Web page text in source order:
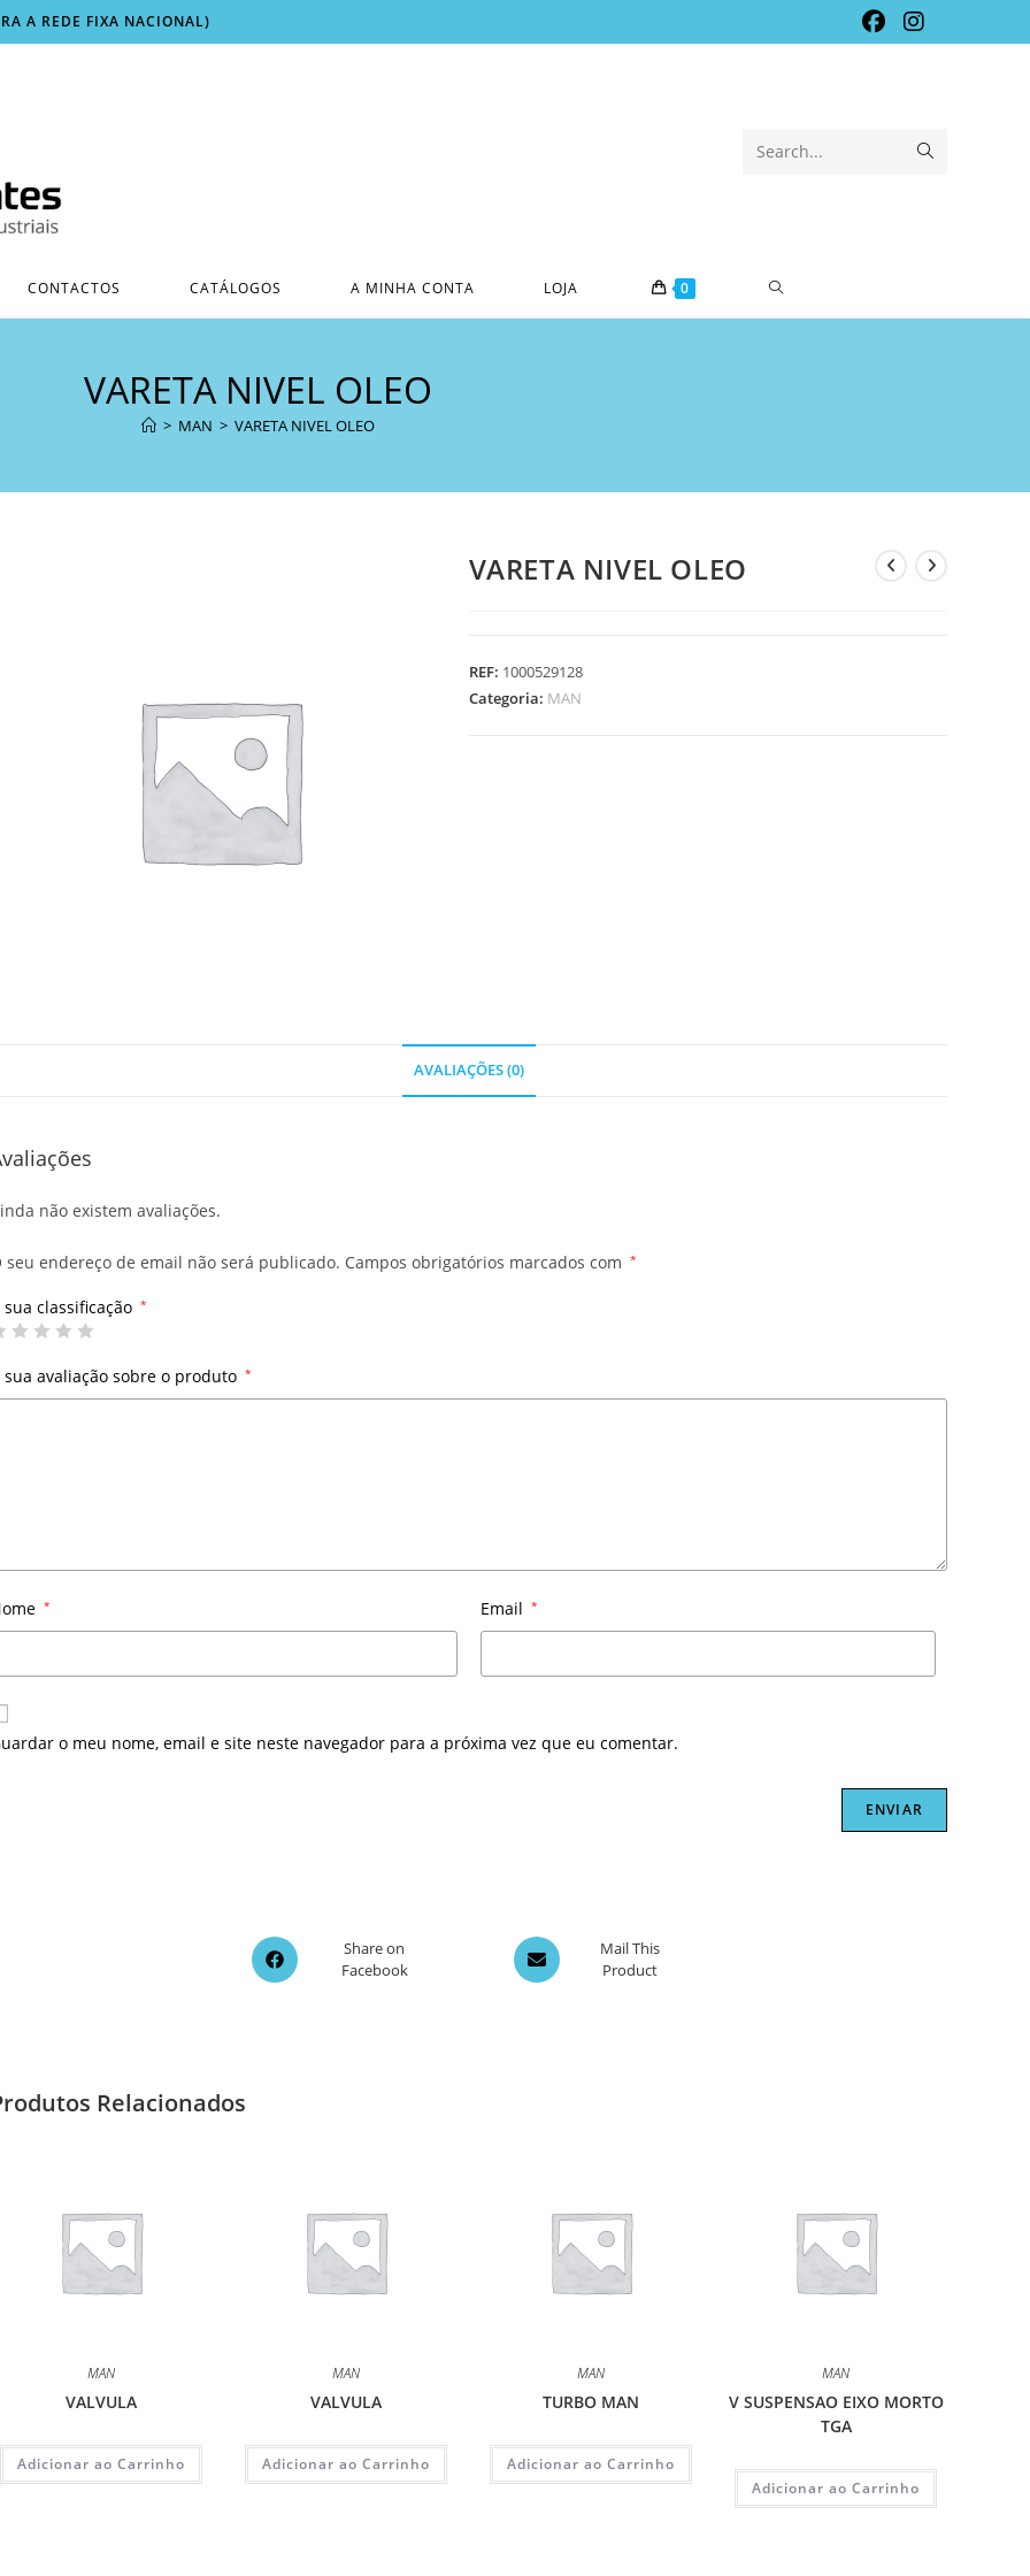
A REDE FIXA NACIONAL)
Search...
CONTACTOS CATÁLOGOS A MINHA CONTA LOJA 0 TOGGLE
VARETA NIVEL OLEO
> MAN > VARETA NIVEL OLEO
VARETA NIVEL OLEO
REF: 1000529128
Categoria: MAN
AVALIAÇÕES (0)
não existem avaliações.
seu endereço de email não será publicado. Campos obrigatórios marcados com *
sua classificação *
sua avaliação sobre o produto *
* Email *
o meu nome, email e site neste navegador para a próxima vez que eu comentar.
Opens
in
Share on
Facebook
Opens
in
Mail This
Product
Relacionados
MAN
VALVULA
Adicionar ao Carrinho
MAN
VALVULA
Adicionar ao Carrinho
MAN
TURBO MAN
Adicionar ao Carrinho
MAN
V SUSPENSAO EIXO MORTO
TGA
Adicionar ao Carrinho